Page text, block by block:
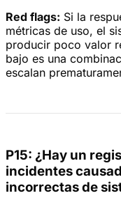
Red flags: Si la
métricas de uso, el
producir poco valor
bajo es una
escalan
P15: ¿Hay un
incidentes
incorrectas de